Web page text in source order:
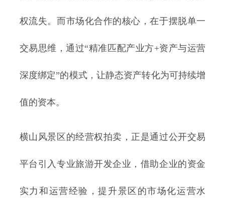
权流失。而市场化合作的核心，在于摆脱单一
交易思维，通过“精准匹配产业方+资产与运营
深度绑定”的模式，让静态资产转化为可持续增
值的资本。
横山风景区的经营权拍卖，正是通过公开交易
平台引入专业旅游开发企业，借助企业的资金
实力和运营经验，提升景区的市场化运营水